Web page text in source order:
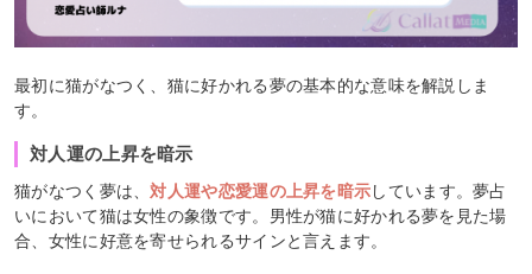
最初に猫がなつく、猫に好かれる夢の基本的な意味を解説しま
す。
対人運の上昇を暗示
猫がなつく夢は、対人運や恋愛運の上昇を暗示しています。夢占
いにおいて猫は女性の象徴です。男性が猫に好かれる夢を見た場
合、女性に好意を寄せられるサインと言えます。